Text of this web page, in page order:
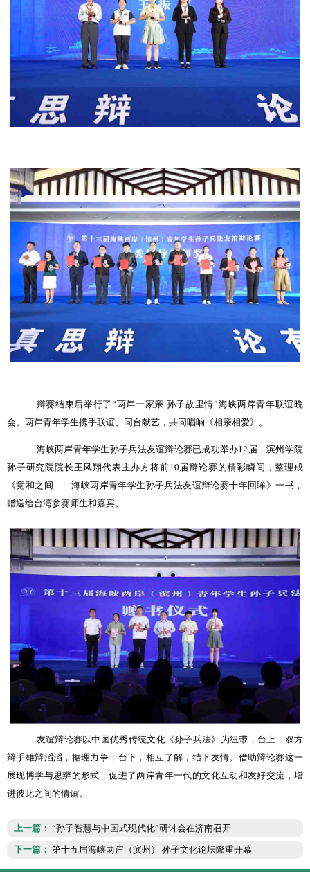
辩赛结束后举行了 “两岸一家亲 孙子故里情”海峡两岸青年联谊晚
会。两岸青年学生携手联谊、同台献艺，共同唱响《相亲相爱》。
海峡两岸青年学生孙子兵法友谊辩论赛已成功举办12 届，滨州学院
孙子研究院院长王凤翔代表主办方将前10 届辩论赛的精彩瞬间，整理成
《竞和之间——海峡两岸青年学生孙子兵法友谊辩论赛十年回眸》一书，
赠送给台湾参赛师生和嘉宾。
友谊辩论赛以中国优秀传统文化《孙子兵法》为纽带，台上，双方
辩手雄辩滔滔，据理力争；台下，相互了解，结下友情。借助辩论赛这一
展现博学与思辨的形式，促进了两岸青年一代的文化互动和友好交流，增
进彼此之间的情谊。
上一篇： “孙子智慧与中国式现代化”研讨会在济南召开
下一篇： 第十五届海峡两岸（滨州） 孙子文化论坛隆重开幕